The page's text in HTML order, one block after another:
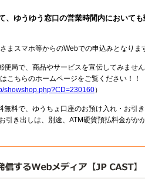
ゆうゆう窓口の営業時間内において
まスマホ等からのWebでの申込みとなりま
便局で、商品やサービスを宣伝してみません
こちらのホームページをご覧ください！！
showshop.php?CD=230160）
無料で、ゆうちょ口座のお預け入れ・お引
き出しは、別途、ATM硬貨預払料金がかか